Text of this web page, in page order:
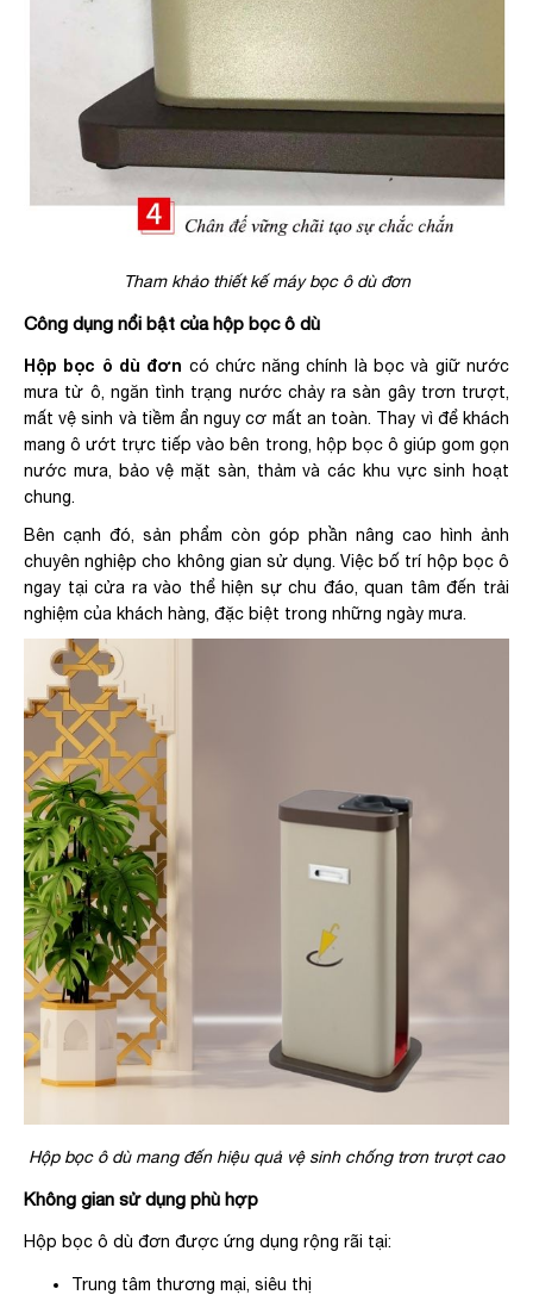
Tham khảo thiết kế máy bọc ô dù đơn
Công dụng nổi bật của hộp bọc ô dù
Hộp bọc ô dù đơn có chức năng chính là bọc và giữ nước
mưa từ ô, ngăn tình trạng nước chảy ra sàn gây trơn trượt,
mất vệ sinh và tiềm ẩn nguy cơ mất an toàn. Thay vì để khách
mang ô ướt trực tiếp vào bên trong, hộp bọc ô giúp gom gọn
nước mưa, bảo vệ mặt sàn, thảm và các khu vực sinh hoạt
chung.
Bên cạnh đó, sản phẩm còn góp phần nâng cao hình ảnh
chuyên nghiệp cho không gian sử dụng. Việc bố trí hộp bọc ô
ngay tại cửa ra vào thể hiện sự chu đáo, quan tâm đến trải
nghiệm của khách hàng, đặc biệt trong những ngày mưa.
Hộp bọc ô dù mang đến hiệu quả vệ sinh chống trơn trượt cao
Không gian sử dụng phù hợp
Hộp bọc ô dù đơn được ứng dụng rộng rãi tại:
Trung tâm thương mại, siêu thị